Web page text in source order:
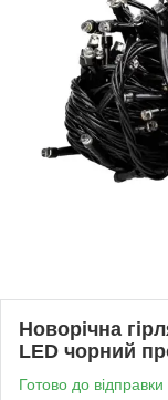
Новорічна
LED чорний
Готово до відправки